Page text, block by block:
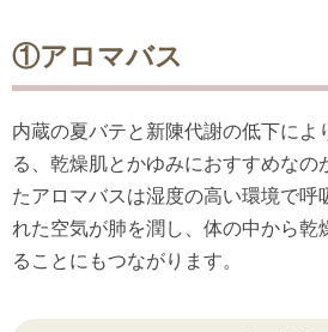
①アロマバス
内蔵の夏バテと新陳代謝の低下によ
る、乾燥肌とかゆみにおすすめなの
たアロマバスは湿度の高い環境で呼
れた空気が肺を潤し、体の中から乾
ることにもつながります。